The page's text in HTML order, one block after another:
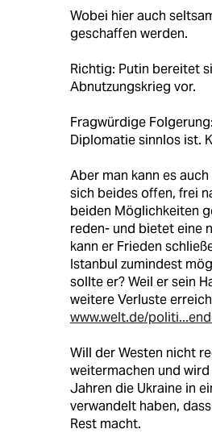
Wobei hier auch
geschaffen werden.
Richtig: Putin bereitet
Abnutzungskrieg vor.
Fragwürdige
Diplomatie sinnlos ist.
Aber man kann es
sich beides offen, frei
beiden Möglichkeiten
reden- und bietet eine
kann er Frieden
Istanbul zumindest
sollte er? Weil er sein
weitere Verluste
www.welt.de/
Will der Westen nicht
weitermachen und
Jahren die Ukraine in
verwandelt haben,
Rest macht.